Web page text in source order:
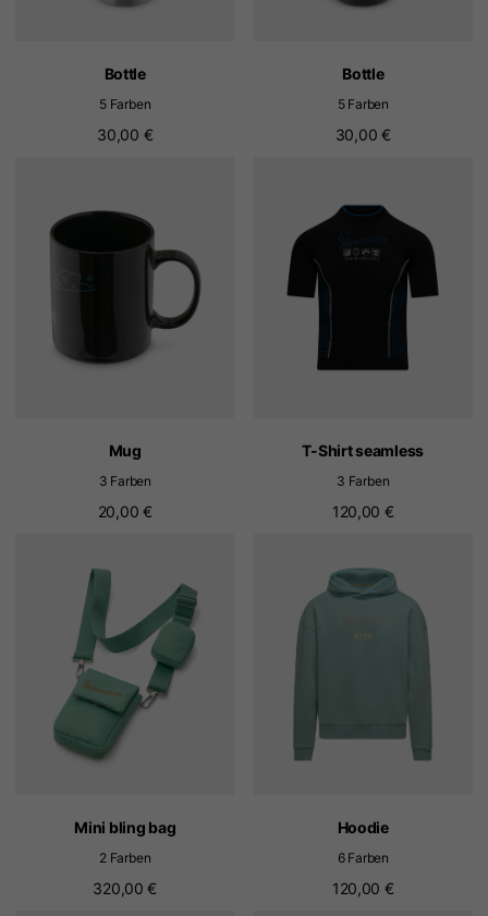
Bottle
5 Farben
30,00 €
Bottle
5 Farben
30,00 €
Mug
3 Farben
20,00 €
T-Shirt seamless
3 Farben
120,00 €
Mini bling bag
2 Farben
320,00 €
Hoodie
6 Farben
120,00 €